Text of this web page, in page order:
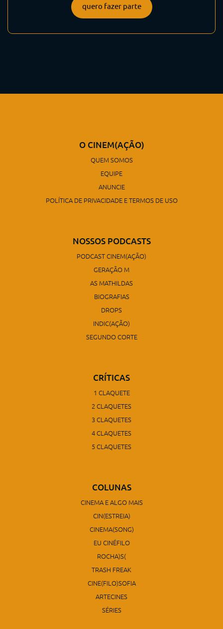
quero fazer parte
O CINEM(AÇÃO)
QUEM SOMOS
EQUIPE
ANUNCIE
POLÍTICA DE PRIVACIDADE E TERMOS DE USO
NOSSOS PODCASTS
PODCAST CINEM(AÇÃO)
GERAÇÃO M
AS MATHILDAS
BIOGRAFIAS
DROPS
INDIC(AÇÃO)
SEGUNDO CORTE
CRÍTICAS
1 CLAQUETE
2 CLAQUETES
3 CLAQUETES
4 CLAQUETES
5 CLAQUETES
COLUNAS
CINEMA E ALGO MAIS
CIN(ESTREIA)
CINEMA(SONG)
EU CINÉFILO
ROCHA)S(
TRASH FREAK
CINE(FILO)SOFIA
ARTECINES
SÉRIES